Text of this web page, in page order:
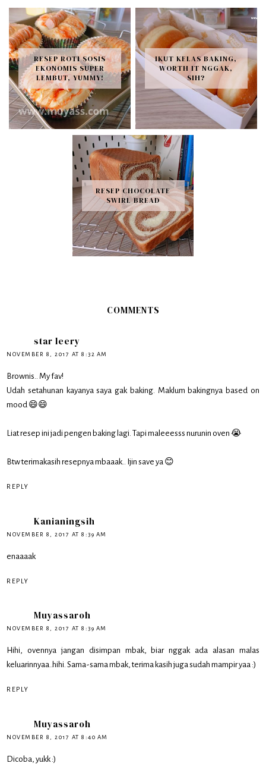
RESEP ROTI SOSIS
EKONOMIS SUPER
LEMBUT, YUMMY!
IKUT KELAS BAKING,
WORTH IT NGGAK,
SIH?
RESEP CHOCOLATE
SWIRL BREAD
COMMENTS
star leery
NOVEMBER 8, 2017 AT 8:32 AM
Brownis.. My fav!
Udah setahunan kayanya saya gak baking. Maklum bakingnya based on
mood 😄😄
Liat resep ini jadi pengen baking lagi. Tapi maleeesss nurunin oven 😭
Btw terimakasih resepnya mbaaak.. Ijin save ya 😊
REPLY
Kanianingsih
NOVEMBER 8, 2017 AT 8:39 AM
enaaaak
REPLY
Muyassaroh
NOVEMBER 8, 2017 AT 8:39 AM
Hihi, ovennya jangan disimpan mbak, biar nggak ada alasan malas
keluarinnyaa..hihi. Sama-sama mbak, terima kasih juga sudah mampir yaa :)
REPLY
Muyassaroh
NOVEMBER 8, 2017 AT 8:40 AM
Dicoba, yukk :)